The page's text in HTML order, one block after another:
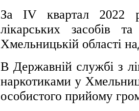
За ІV квартал 2022
лікарських засобів
Хмельницькій області
В Державній службі з
наркотиками у
особистого прийому